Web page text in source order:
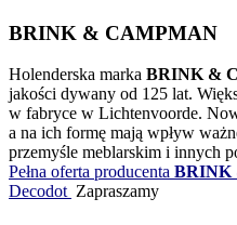
BRINK & CAMPMAN
Holenderska marka BRINK &
jakości dywany od 125 lat.
w fabryce w Lichtenvoorde.
a na ich formę mają wpływ
przemyśle meblarskim i innych
Pełna oferta producenta BRINK
Decodot Zapraszamy